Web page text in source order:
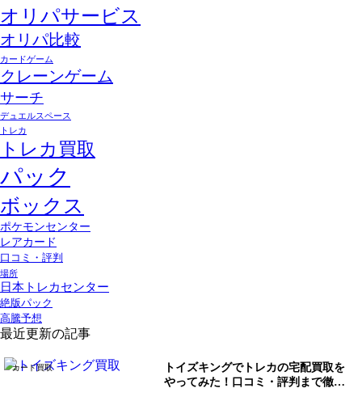
オリパサービス
オリパ比較
カードゲーム
クレーンゲーム
サーチ
デュエルスペース
トレカ
トレカ買取
パック
ボックス
ポケモンセンター
レアカード
口コミ・評判
場所
日本トレカセンター
絶版パック
高騰予想
最近更新の記事
トイズキングでトレカの宅配買取を
やってみた！口コミ・評判まで徹底
カード買取